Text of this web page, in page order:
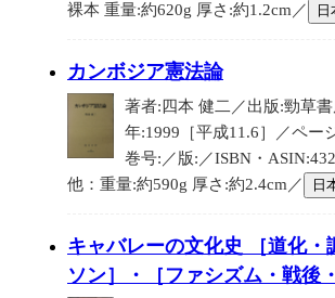
裸本 重量:約620g 厚さ:約1.2cm／
カンボジア憲法論
著者:四本 健二／出版:勁草
年:1999［平成11.6］／ペー
巻号:／版:／ISBN・
他：重量:約590g 厚さ:約2.4cm／
日
キャバレーの文化史 ［道化・
ソン］・［ファシズム・戦後